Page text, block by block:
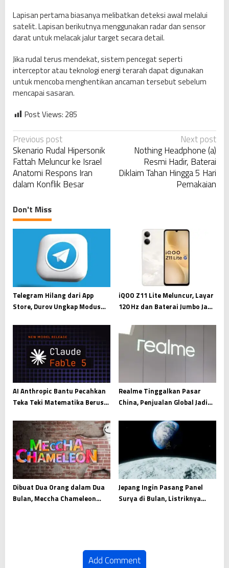
Lapisan pertama biasanya melibatkan deteksi awal melalui
satelit. Lapisan berikutnya menggunakan radar dan sensor
darat untuk melacak jalur target secara detail.
Jika rudal terus mendekat, sistem pencegat seperti
interceptor atau teknologi energi terarah dapat digunakan
untuk mencoba menghentikan ancaman tersebut sebelum
mencapai sasaran.
Post Views: 285
P
o
s
t
a
v
t
i
o
n
Previous post
Skenario Rudal Hipersonik
Fattah Meluncur ke Israel
Anatomi Respons Iran
dalam Konflik Besar
Next post
Nothing Headphone (a)
Resmi Hadir, Baterai
Diklaim Tahan Hingga 5 Hari
Pemakaian
Don't Miss
Telegram Hilang dari App
Store, Durov Ungkap Modus
iQOO Z11 Lite Meluncur, Layar
120 Hz dan Baterai Jumbo Jadi
AI Anthropic Bantu Pecahkan
Teka Teki Matematika Berusia
Realme Tinggalkan Pasar
China, Penjualan Global Jadi
Dibuat Dua Orang dalam Dua
Bulan, Meccha Chameleon
Jepang Ingin Pasang Panel
Surya di Bulan, Listriknya
Add Comment